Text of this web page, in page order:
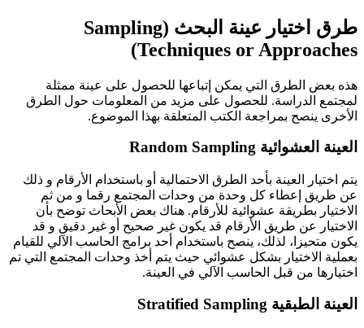
طرق اختيار عينة البحث (Sampling
Techniques or Approaches)
هذه بعض الطرق التي يمكن إتباعها للحصول على عينة ممثلة
لمجتمع الدراسة. للحصول على مزيد من المعلومات حول الطرق
الأخرى ينصح بمراجعة الكتب المتعلقة بهذا الموضوع.
العينة العشوائية Random Sampling
يتم اختيار العينة بأحد الطرق الاحتمالية أو باستخدام الأرقام و ذلك
عن طريق إعطاء كل وحدة من وحدات المجتمع رقما و من ثم
الاختيار بطريقة عشوائية للأرقام. هناك بعض الأبحاث توضح بأن
الاختيار عن طريق الأرقام قد يكون غير صحيح أو غير دقيق و قد
يكون متحيزا، لذلك، ينصح باستخدام أحد برامج الحاسب الآلي للقيام
بعملية الاختيار بشكل عشوائي حيث يتم أخذ وحدات المجتمع التي تم
اختيارها من قبل الحاسب الآلي في العينة.
العينة الطبقية Stratified Sampling